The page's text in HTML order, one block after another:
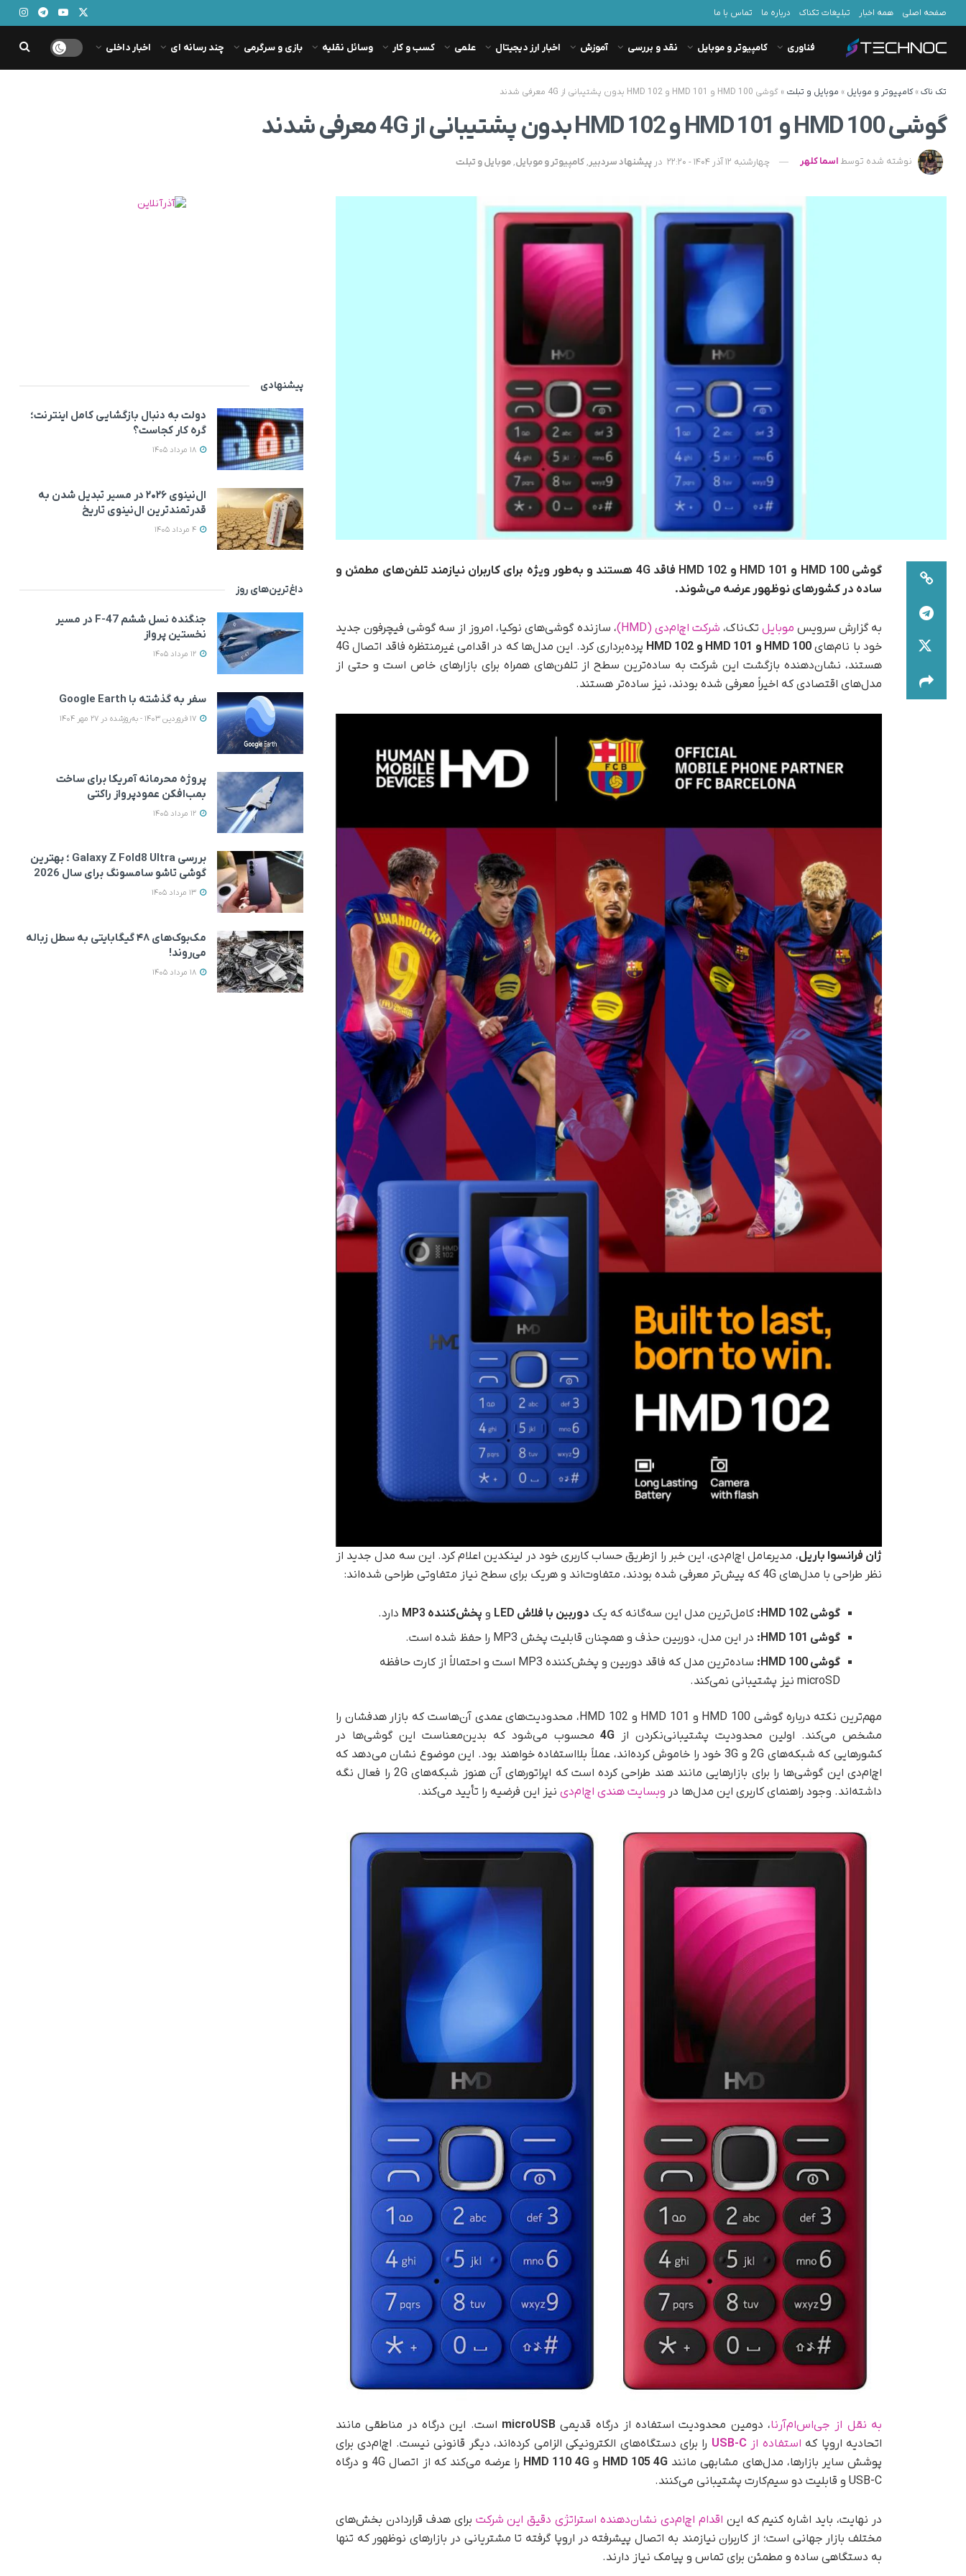
صفحه اصلی همه اخبار تبلیغات تکناک درباره ما تماس با ما
فناوری کامپیوتر و موبایل نقد و بررسی آموزش اخبار ارز دیجیتال علمی کسب و کار وسائل نقلیه بازی و سرگرمی چند رسانه ای اخبار داخلی
تک ناک»کامپیوتر و موبایل » موبایل و تبلت » گوشی HMD 100 و HMD 101 و HMD 102 بدون پشتیبانی از 4G معرفی شدند
گوشی HMD 100 و HMD 101 و HMD 102 بدون پشتیبانی از 4G معرفی شدند
نوشته شده توسط اسما کلهر چهارشنبه 12 آذر 1404 - 22:20 در پیشنهاد سردبیر,کامپیوتر و موبایل,موبایل و تبلت
گوشی HMD 100 و HMD 101 و HMD 102 فاقد 4G هستند و به‌طور ویژه برای کاربران نیازمند تلفن‌های مطمئن و
ساده در کشورهای نوظهور عرضه می‌شوند.
به گزارش سرویس موبایل تک‌ناک، شرکت اچ‌ام‌دی (HMD)
، سازنده گوشی‌های نوکیا، امروز از سه گوشی فیچرفون جدید
خود با نام‌های HMD 100 و HMD 101 و HMD 102
پرده‌برداری کرد. این مدل‌ها که در اقدامی غیرمنتظره فاقد اتصال 4G
هستند، نشان‌دهنده بازگشت این شرکت به ساده‌ترین سطح از تلفن‌های همراه برای بازارهای خاص است و حتی از
مدل‌های اقتصادی که اخیراً معرفی شده بودند، نیز ساده‌تر هستند.
ژان فرانسوا باریل، مدیرعامل اچ‌ام‌دی، این خبر را ازطریق حساب کاربری خود در لینکدین اعلام کرد. این سه مدل جدید از
نظر طراحی با مدل‌های 4G که پیش‌تر معرفی شده بودند، متفاوت‌اند و هریک برای سطح نیاز متفاوتی طراحی شده‌اند:
گوشی HMD 102: کامل‌ترین مدل این سه‌گانه که یک دوربین با فلاش LED و پخش‌کننده MP3
دارد.
گوشی HMD 101:
در این مدل، دوربین حذف و همچنان قابلیت پخش MP3 را حفظ شده است.
گوشی HMD 100:
ساده‌ترین مدل که فاقد دوربین و پخش‌کننده MP3 است و احتمالاً از کارت حافظه
microSD نیز پشتیبانی نمی‌کند.
مهم‌ترین نکته درباره گوشی HMD 100 و HMD 101 و HMD 102، محدودیت‌های عمدی آن‌هاست که بازار هدفشان را
مشخص می‌کند. اولین محدودیت پشتیبانی‌نکردن از 4Gمحسوب می‌شود که بدین‌معناست این گوشی‌ها در
کشورهایی که شبکه‌های 2G و 3G خود را خاموش کرده‌اند، عملاً بلااستفاده خواهند بود. این موضوع نشان می‌دهد که
اچ‌ام‌دی این گوشی‌ها را برای بازارهایی مانند هند طراحی کرده است که اپراتورهای آن هنوز شبکه‌های 2G را فعال نگه
داشته‌اند. وجود راهنمای کاربری این مدل‌ها در وبسایت هندی اچ‌ام‌دی نیز این فرضیه را تأیید می‌کند.
به نقل از جی‌اس‌ام‌آرنا، دومین محدودیت استفاده از درگاه قدیمیmicroUSB است. این درگاه در مناطقی مانند
اتحادیه اروپا که استفاده از USB-C را برای دستگاه‌های الکترونیکی الزامی کرده‌اند، دیگر قانونی نیست. اچ‌ام‌دی برای
پوشش سایر بازارها، مدل‌های مشابهی مانند HMD 105 4G وHMD 110 4G
را عرضه می‌کند که از اتصال 4G و درگاه
USB-C و قابلیت دو سیم‌کارت پشتیبانی می‌کنند.
در نهایت، باید اشاره کنیم که این اقدام اچ‌ام‌دی نشان‌دهنده استراتژی دقیق این شرکت برای هدف قراردادن بخش‌های
مختلف بازار جهانی است؛ از کاربران نیازمند به اتصال پیشرفته در اروپا گرفته تا مشتریانی در بازارهای نوظهور که تنها
به دستگاهی ساده و مطمئن برای تماس و پیامک نیاز دارند.
پیشنهادی
دولت به دنبال بازگشایی کامل اینترنت؛
گره کار کجاست؟
ال‌نینوی ۲۰۲۶ در مسیر تبدیل شدن به
قدرتمندترین ال‌نینوی تاریخ
داغ‌ترین‌های روز
جنگنده نسل ششم F-47 در مسیر
نخستین پرواز
سفر به گذشته با Google Earth
پروژه محرمانه آمریکا برای ساخت
بمب‌افکن عمودپرواز راکتی
بررسی Galaxy Z Fold8 Ultra ؛ بهترین
گوشی تاشو سامسونگ برای سال 2026
مک‌بوک‌های ۴۸ گیگابایتی به سطل زباله
می‌روند!